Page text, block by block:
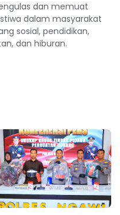
dan memuat
dalam masyarakat
sosial, pendidikan,
dan hiburan.